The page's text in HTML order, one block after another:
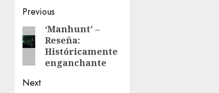
Previous
‘Manhunt’ –
Reseña:
Históricamente
enganchante
Next